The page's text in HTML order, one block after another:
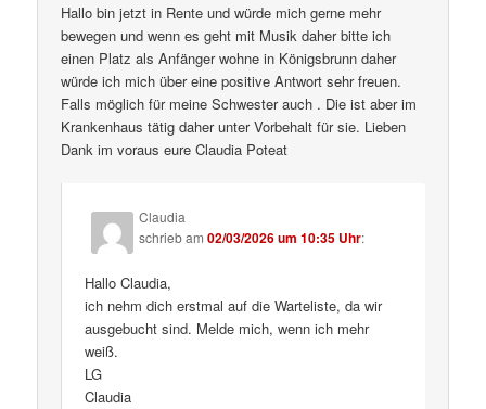
Hallo bin jetzt in Rente und würde mich gerne mehr
bewegen und wenn es geht mit Musik daher bitte ich
einen Platz als Anfänger wohne in Königsbrunn daher
würde ich mich über eine positive Antwort sehr freuen.
Falls möglich für meine Schwester auch . Die ist aber im
Krankenhaus tätig daher unter Vorbehalt für sie. Lieben
Dank im voraus eure Claudia Poteat
Claudia
schriebam02/03/2026 um 10:35 Uhr:
Hallo Claudia,
ich nehm dich erstmal auf die Warteliste, da wir
ausgebucht sind. Melde mich, wenn ich mehr
weiß.
LG
Claudia